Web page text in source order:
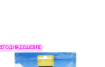
ДЕШЕВЛЕ